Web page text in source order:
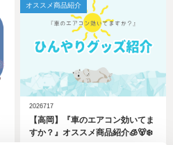
オススメ商品紹介
2026717
【高岡】『車のエアコン効いてま
すか？』オススメ商品紹介🧊🐻‍❄️